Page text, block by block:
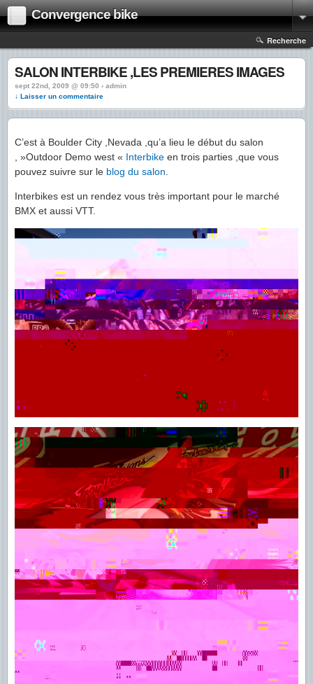
Convergence bike
Recherche
SALON INTERBIKE ,LES PREMIERES IMAGES
sept 22nd, 2009 @ 09:50 › admin
↓ Laisser un commentaire
C’est à Boulder City ,Nevada ,qu’a lieu le début du salon
, »Outdoor Demo west « Interbike en trois parties ,que vous
pouvez suivre sur le blog du salon
Interbikes est un rendez vous très important pour le marché
BMX et aussi VTT.